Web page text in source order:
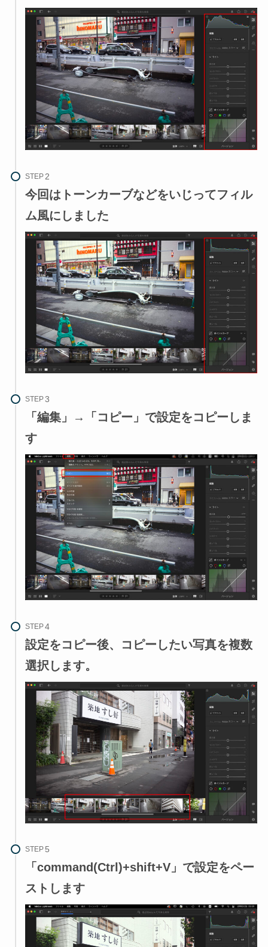
STEP
今回はトーンカーブなどをいじってフィル
ム風にしました
STEP
「編集」→「コピー」で設定をコピーしま
す
STEP
設定をコピー後、コピーしたい写真を複数
選択します。
STEP
「command(Ctrl)+shift+V」で設定をペー
ストします